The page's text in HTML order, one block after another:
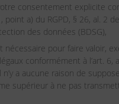
consentement explicite
point a) du RGPD, § 26, al. 2
des données (BDSG),
nécessaire pour faire valoir,
conformément à l’art. 6,
a aucune raison de
supérieur à ne pas